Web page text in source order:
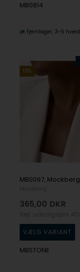
MB0814
Fjernlager 3-5
19%
365,00 DKR
MBSTONE